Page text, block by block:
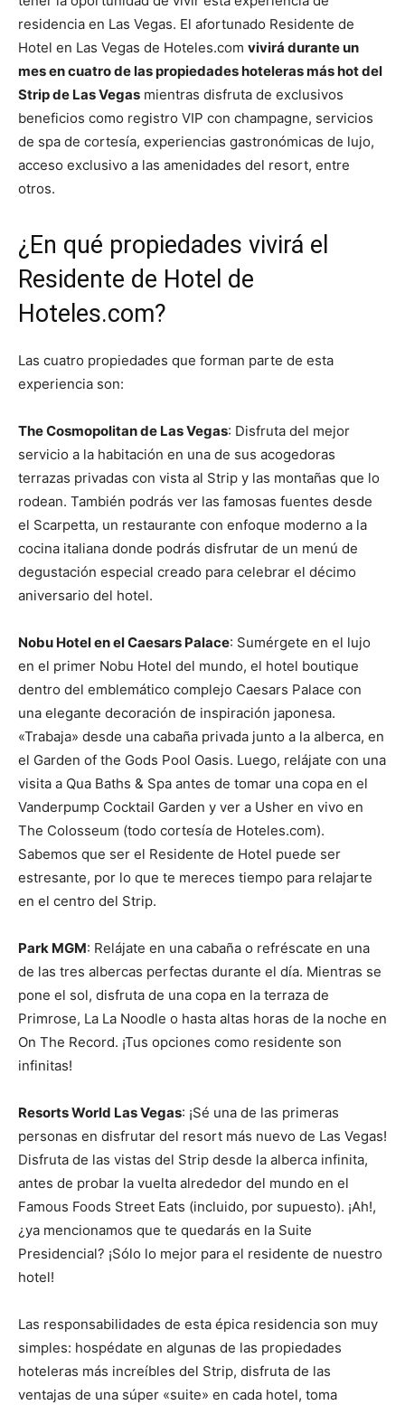
residencia en Las Vegas. El afortunado Residente de
Hotel en Las Vegas de Hoteles.com vivirá durante un
mes en cuatro de las propiedades hoteleras más hot del
Strip de Las Vegas mientras disfruta de exclusivos
beneficios como registro VIP con champagne, servicios
de spa de cortesía, experiencias gastronómicas de lujo,
acceso exclusivo a las amenidades del resort, entre
otros.
¿En qué propiedades vivirá el
Residente de Hotel de
Hoteles.com?
Las cuatro propiedades que forman parte de esta
experiencia son:
The Cosmopolitan de Las Vegas: Disfruta del mejor
servicio a la habitación en una de sus acogedoras
terrazas privadas con vista al Strip y las montañas que lo
rodean. También podrás ver las famosas fuentes desde
el Scarpetta, un restaurante con enfoque moderno a la
cocina italiana donde podrás disfrutar de un menú de
degustación especial creado para celebrar el décimo
aniversario del hotel.
Nobu Hotel en el Caesars Palace: Sumérgete en el lujo
en el primer Nobu Hotel del mundo, el hotel boutique
dentro del emblemático complejo Caesars Palace con
una elegante decoración de inspiración japonesa.
«Trabaja» desde una cabaña privada junto a la alberca, en
el Garden of the Gods Pool Oasis. Luego, relájate con una
visita a Qua Baths & Spa antes de tomar una copa en el
Vanderpump Cocktail Garden y ver a Usher en vivo en
The Colosseum (todo cortesía de Hoteles.com).
Sabemos que ser el Residente de Hotel puede ser
estresante, por lo que te mereces tiempo para relajarte
en el centro del Strip.
Park MGM: Relájate en una cabaña o refréscate en una
de las tres albercas perfectas durante el día. Mientras se
pone el sol, disfruta de una copa en la terraza de
Primrose, La La Noodle o hasta altas horas de la noche en
On The Record. ¡Tus opciones como residente son
infinitas!
Resorts World Las Vegas: ¡Sé una de las primeras
personas en disfrutar del resort más nuevo de Las Vegas!
Disfruta de las vistas del Strip desde la alberca infinita,
antes de probar la vuelta alrededor del mundo en el
Famous Foods Street Eats (incluido, por supuesto). ¡Ah!,
¿ya mencionamos que te quedarás en la Suite
Presidencial? ¡Sólo lo mejor para el residente de nuestro
hotel!
Las responsabilidades de esta épica residencia son muy
simples: hospédate en algunas de las propiedades
hoteleras más increíbles del Strip, disfruta de las
ventajas de una súper «suite» en cada hotel, toma